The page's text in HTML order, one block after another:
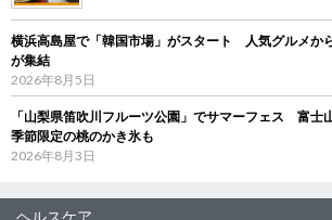
横浜高島屋で「韓国市場」がスタート 人気グルメか
が集結
2026年8月5日
「山梨県笛吹川フルーツ公園」でサマーフェス 富士
季節限定の桃のかき氷も
2026年8月3日
ヘルスケア